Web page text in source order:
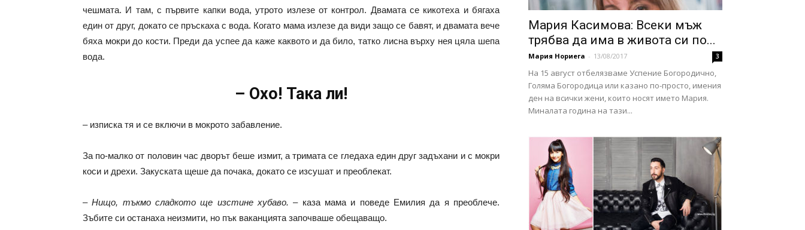
чешмата. И там, с първите капки вода, утрото излезе от контрол. Двамата се кикотеха и бягаха
един от друг, докато се пръскаха с вода. Когато мама излезе да види защо се бавят, и двамата вече
бяха мокри до кости. Преди да успее да каже каквото и да било, татко лисна върху нея цяла шепа
вода.
– Охо! Така ли!
– изписка тя и се включи в мокрото забавление.
За по-малко от половин час дворът беше измит, а тримата се гледаха един друг задъхани и с мокри
коси и дрехи. Закуската щеше да почака, докато се изсушат и преоблекат.
– Нищо, тъкмо сладкото ще изстине хубаво. – каза мама и поведе Емилия да я преоблече.
Зъбите си останаха неизмити, но пък ваканцията започваше обещаващо.
Мария Касимова: Всеки мъж
трябва да има в живота си по...
Мария Нориега - 13/08/2017 3
На 15 август отбелязваме Успение Богородично,
Голяма Богородица или казано по-просто, имения
ден на всички жени, които носят името Мария.
Миналата година на тази...